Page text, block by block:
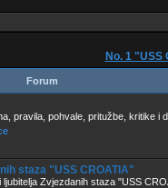
No. 1 "USS
Forum
pravila, pohvale, pritužbe, kritike i
staza "USS CROATIA"
Zvjezdanih staza "USS